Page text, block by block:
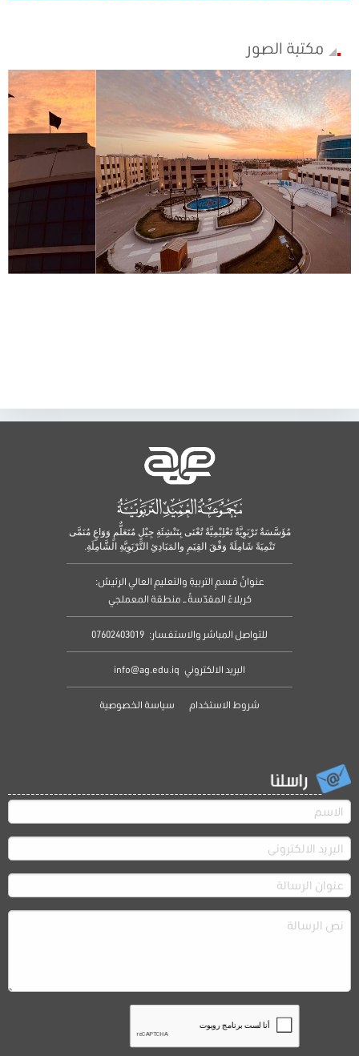
مكتبة الصور
مُؤَسَّسَةٌ تَرْبَوِيَّةٌ تَعْلِيْمِيَّةٌ تُعْنَى بِتَنْشِئَةِ جِيْلٍ مُتَعَلٌّمٍ وَوَاعٍ مُنَمَّى
تَنْمِيَةً شَامِلَةً وَفْقَ القِيَمِ والمَبَادِئِ التَّرْبَوِيَّةِ الشَّامِلَةِ.
عنوانُ قسمِ التربيةِ والتعليمِ العالي الرئيسُ:
كربلاءُ المقدّسةُ – منطقة المعملجي
للتواصل المباشر والاستفسار: 07602403019
البريد الالكتروني info@ag.edu.iq
شروط الاستخدام سياسة الخصوصية